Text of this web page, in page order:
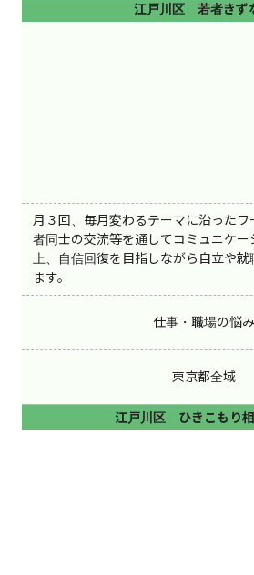
江戸川区 若者きず
月３回、毎月変わるテーマに沿った
者同士の交流等を通してコミュニケー
上、自信回復を目指しながら自立や
ます。
仕事・職場の悩み
東京都全域
江戸川区 ひきこもり相